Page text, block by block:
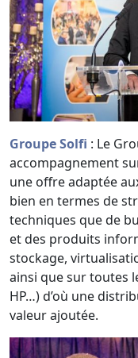
Groupe Solfi : Le
accompagnement
une offre adaptée
bien en termes de
techniques que de
et des produits
stockage,
ainsi que sur toutes
HP…) d’où une
valeur ajoutée.